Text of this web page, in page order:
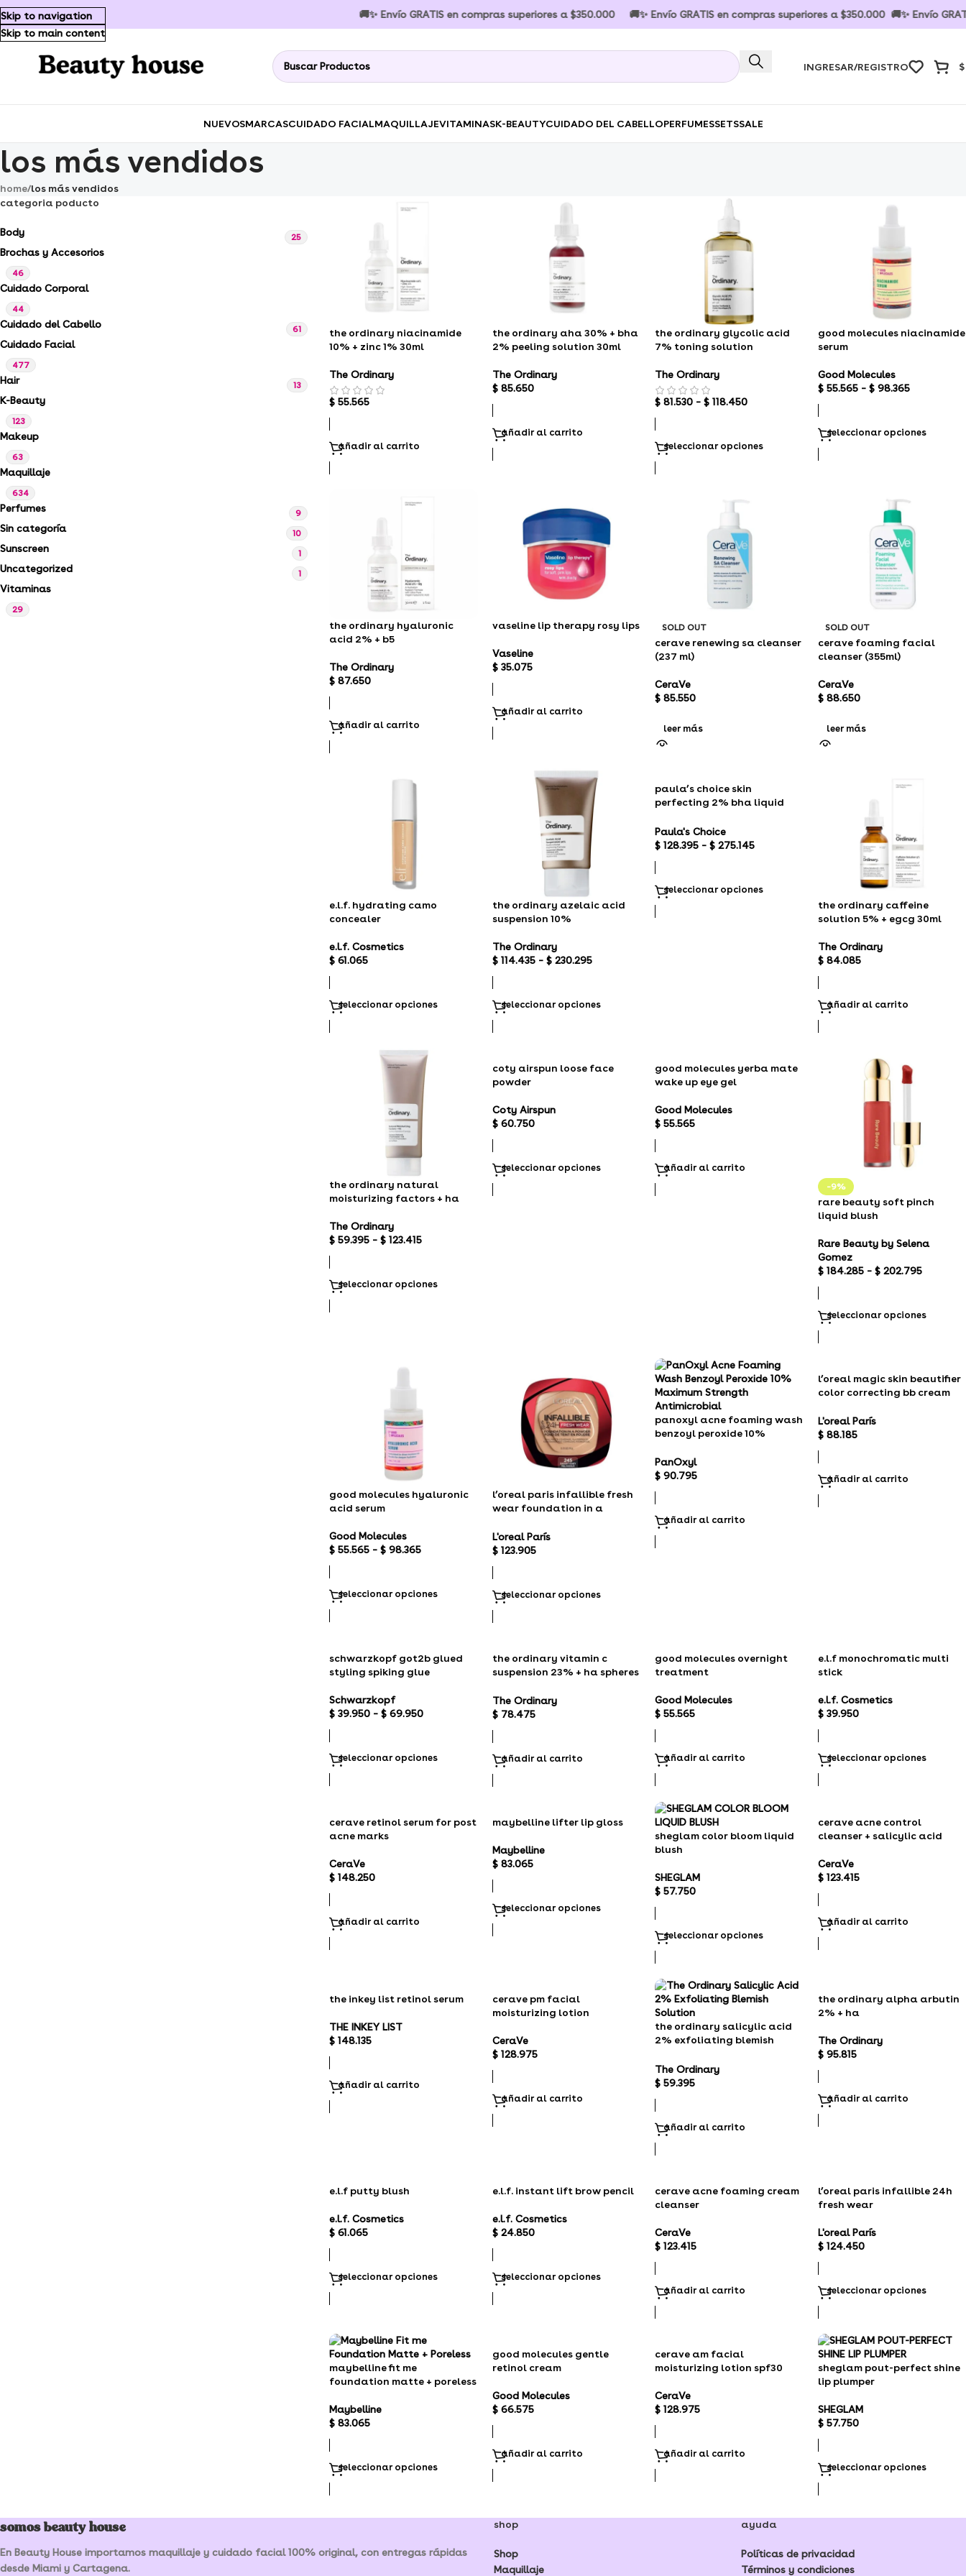
Skip to navigation
Skip to main content
🚚✨ Envío GRATIS en compras superiores a $350.000 🚚✨ Envío GRATIS en compras superiores a $350.000 🚚✨ Envío GRATIS en
INGRESAR/REGISTRO $
NUEVOSMARCASCUIDADO FACIALMAQUILLAJEVITAMINASK-BEAUTYCUIDADO DEL CABELLOPERFUMESSETSSALE
los más vendidos
home/los más vendidos
categoria poducto
Body 25
Brochas y Accesorios
46
Cuidado Corporal
44
Cuidado del Cabello 61
Cuidado Facial
477
Hair 13
K-Beauty
123
Makeup
63
Maquillaje
634
Perfumes 9
Sin categoría 10
Sunscreen 1
Uncategorized 1
Vitaminas
29
the ordinary niacinamide
10% + zinc 1% 30ml
The Ordinary
$ 55.565
añadir al carrito
the ordinary aha 30% + bha
2% peeling solution 30ml
The Ordinary
$85.650
añadir al carrito
the ordinary glycolic acid
7% toning solution
The Ordinary
$ 81.530 – $ 118.450
seleccionar opciones
good molecules niacinamide
serum
Good Molecules
$55.565 – $98.365
seleccionar opciones
the ordinary hyaluronic
acid 2% + b5
The Ordinary
$ 87.650
añadir al carrito
vaseline lip therapy rosy lips
Vaseline
$35.075
añadir al carrito
SOLD OUT
cerave renewing sa cleanser
(237 ml)
CeraVe
$ 85.550
leer más
SOLD OUT
cerave foaming facial
cleanser (355ml)
CeraVe
$88.650
leer más
e.l.f. hydrating camo
concealer
e.l.f. Cosmetics
$ 61.065
seleccionar opciones
the ordinary azelaic acid
suspension 10%
The Ordinary
$114.435 – $230.295
seleccionar opciones
paula’s choice skin
perfecting 2% bha liquid
Paula's Choice
$ 128.395 – $ 275.145
seleccionar opciones
the ordinary caffeine
solution 5% + egcg 30ml
The Ordinary
$84.085
añadir al carrito
the ordinary natural
moisturizing factors + ha
The Ordinary
$ 59.395 – $ 123.415
seleccionar opciones
coty airspun loose face
powder
Coty Airspun
$60.750
seleccionar opciones
good molecules yerba mate
wake up eye gel
Good Molecules
$ 55.565
añadir al carrito
-9%
rare beauty soft pinch
liquid blush
Rare Beauty by Selena
Gomez
$184.285 – $202.795
seleccionar opciones
good molecules hyaluronic
acid serum
Good Molecules
$ 55.565 – $ 98.365
seleccionar opciones
l’oreal paris infallible fresh
wear foundation in a
L'oreal París
$123.905
seleccionar opciones
panoxyl acne foaming wash
benzoyl peroxide 10%
antimicrobial
PanOxyl
$ 90.795
añadir al carrito
l’oreal magic skin beautifier
color correcting bb cream
L'oreal París
$88.185
añadir al carrito
schwarzkopf got2b glued
styling spiking glue
Schwarzkopf
$ 39.950 – $ 69.950
seleccionar opciones
the ordinary vitamin c
suspension 23% + ha spheres
The Ordinary
$78.475
añadir al carrito
good molecules overnight
treatment
Good Molecules
$ 55.565
añadir al carrito
e.l.f monochromatic multi
stick
e.l.f. Cosmetics
$39.950
seleccionar opciones
cerave retinol serum for post
acne marks
CeraVe
$ 148.250
añadir al carrito
maybelline lifter lip gloss
Maybelline
$83.065
seleccionar opciones
sheglam color bloom liquid
blush
SHEGLAM
$ 57.750
seleccionar opciones
cerave acne control
cleanser + salicylic acid
CeraVe
$123.415
añadir al carrito
the inkey list retinol serum
THE INKEY LIST
$ 148.135
añadir al carrito
cerave pm facial
moisturizing lotion
CeraVe
$128.975
añadir al carrito
the ordinary salicylic acid
2% exfoliating blemish
The Ordinary
$ 59.395
añadir al carrito
the ordinary alpha arbutin
2% + ha
The Ordinary
$95.815
añadir al carrito
e.l.f putty blush
e.l.f. Cosmetics
$ 61.065
seleccionar opciones
e.l.f. instant lift brow pencil
e.l.f. Cosmetics
$24.850
seleccionar opciones
cerave acne foaming cream
cleanser
CeraVe
$ 123.415
añadir al carrito
l’oreal paris infallible 24h
fresh wear
L'oreal París
$124.450
seleccionar opciones
maybelline fit me
foundation matte + poreless
Maybelline
$ 83.065
seleccionar opciones
good molecules gentle
retinol cream
Good Molecules
$66.575
añadir al carrito
cerave am facial
moisturizing lotion spf30
CeraVe
$ 128.975
añadir al carrito
sheglam pout-perfect shine
lip plumper
SHEGLAM
$57.750
seleccionar opciones
somos beauty house
En Beauty House importamos maquillaje y cuidado facial 100% original, con entregas rápidas
desde Miami y Cartagena.
shop
Shop
Maquillaje
ayuda
Políticas de privacidad
Términos y condiciones